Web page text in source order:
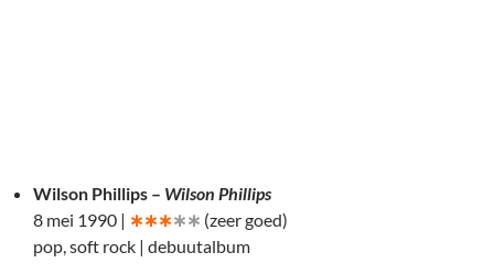
Wilson Phillips – Wilson Phillips
8 mei 1990 | ∗∗∗∗∗ (zeer goed)
pop, soft rock | debuutalbum